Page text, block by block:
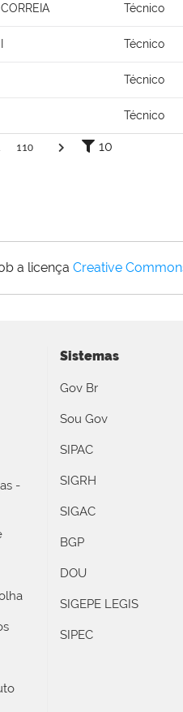
Técnico
Técnico
Técnico
Técnico
110 10
a licença Creative
-
Sistemas
Gov Br
Sou Gov
SIPAC
SIGRH
SIGAC
BGP
DOU
SIGEPE LEGIS
SIPEC